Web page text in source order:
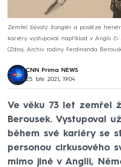
Zemřel bývalý žonglér a posléze
kariéry vystupoval například v Anglii či
Zdroj: Archiv rodiny Ferdinanda
CNN Prima NEWS
25. bře 2021, 19:04
Ve věku 73 let zemřel
Berousek. Vystupoval
během své kariéry se
personou cirkusového
mimo jiné v Anglii,